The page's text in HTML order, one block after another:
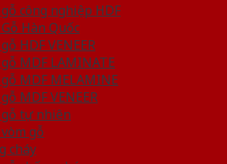
công nghiệp HDF
Hàn Quốc
HDF VENEER
MDF LAMINATE
MDF MELAMINE
MDF VENEER
tự nhiên
gỗ
cháy